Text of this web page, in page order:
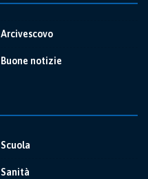
Arcivescovo
Buone notizie
Scuola
Sanità